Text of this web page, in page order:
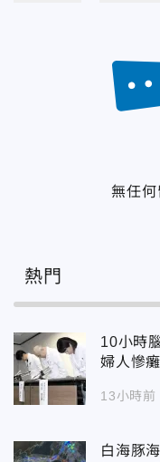
無任何
熱門
10小時
婦人慘
13小時前
白海豚